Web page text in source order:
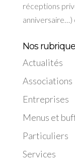
réceptions
anniversaire…)
Nos
Actualités
Associations
Entreprises
Menus et
Particuliers
Services